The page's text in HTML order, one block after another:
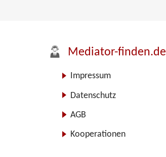
Mediator-finden.de
Impressum
Datenschutz
AGB
Kooperationen